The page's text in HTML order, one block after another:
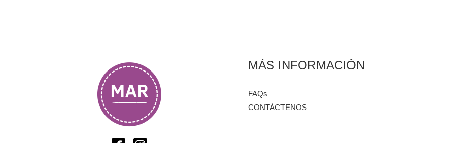
MÁS INFORMACIÓN
FAQs
CONTÁCTENOS